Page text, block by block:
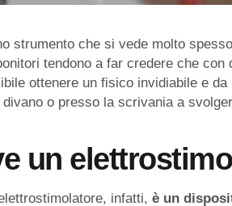
strumento che si vede molto
tendono a far credere che
ottenere un fisico invidiabile e
o presso la scrivania a
un
infatti, è un